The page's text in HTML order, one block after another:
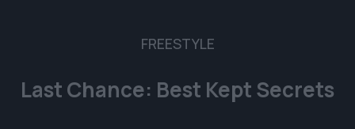
FREESTYLE
Last Chance: Best Kept Secrets